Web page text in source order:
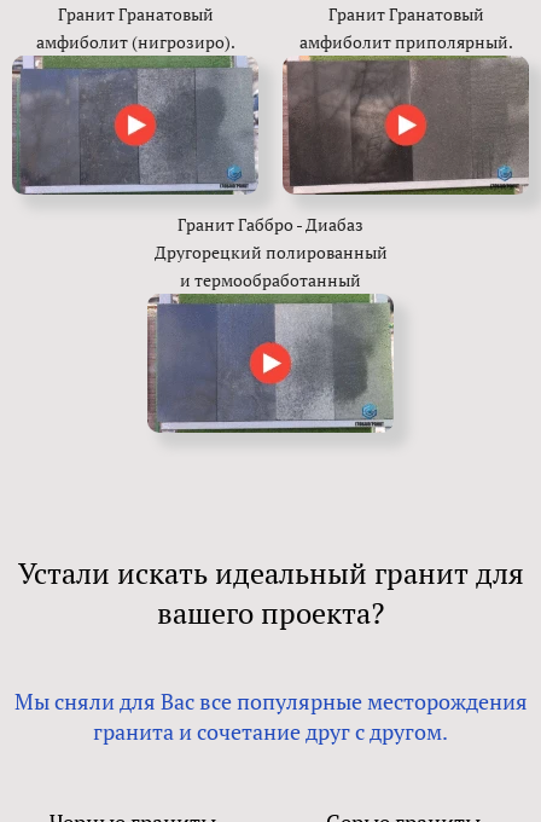
Гранит Гранатовый
амфиболит (нигрозиро).
Гранит Гранатовый
амфиболит приполярный.
Гранит Габбро - Диабаз
Другорецкий полированный
и термообработанный
Устали искать идеальный гранит для
вашего проекта?
Мы сняли для Вас все популярные месторождения
гранита и сочетание друг с другом.